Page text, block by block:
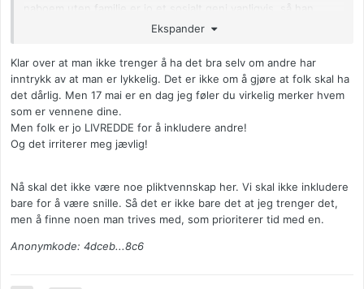
naboem uten familie er jo et sosialt geni vanligvis, så han
en sjanse for at du ihvertfall påvirker flere og at det kan bli litt
spredt. Det er jo en god ting.
Satt alene 17 mai jeg også. I ny stor by som student. Det var
helt pyton , men så tenkte jeg at selv om folk er i grupper og
familie så har de det nødvendigvis ikke så bra de heller. De har
Ekspander
Klar over at man ikke trenger å ha det bra selv om andre har
inntrykk av at man er lykkelig. Det er ikke om å gjøre at folk skal ha
det dårlig. Men 17 mai er en dag jeg føler du virkelig merker hvem
som er vennene dine.
Men folk er jo LIVREDDE for å inkludere andre!
Og det irriterer meg jævlig!
Nå skal det ikke være noe pliktvennskap her. Vi skal ikke inkludere
bare for å være snille. Så det er ikke bare det at jeg trenger det,
men å finne noen man trives med, som prioriterer tid med en.
Anonymkode: 4dceb...8c6